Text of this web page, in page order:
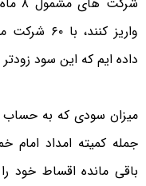
واریز
داده ایم که این سود
میزان سودی که به
جمله کمیته امداد امام
باقی مانده اقساط خود